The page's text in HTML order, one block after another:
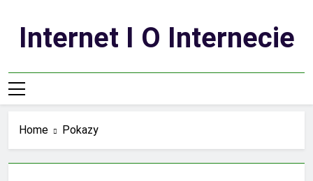
contentInternet I O Internecie
Home Pokazy